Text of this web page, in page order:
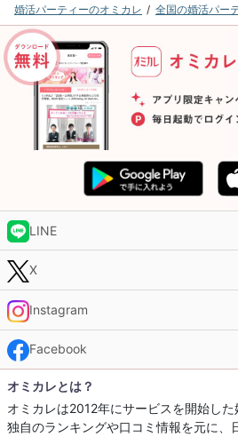
婚活パーティーのオミカレ 全国の婚活パー
LINE
X
Instagram
Facebook
オミカレとは？
オミカレは2012年にサービスを開始した
独自のランキングや口コミ情報を元に、